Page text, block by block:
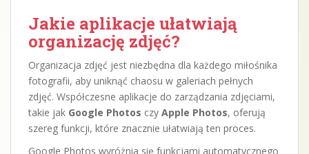
Jakie aplikacje ułatwiają
organizację zdjęć?
Organizacja zdjęć jest niezbędna dla każdego miłośnika
fotografii, aby uniknąć chaosu w galeriach pełnych
zdjęć. Współczesne aplikacje do zarządzania zdjęciami,
takie jak Google Photos czy Apple Photos, oferują
szereg funkcji, które znacznie ułatwiają ten proces.
Google Photos wyróżnia się funkcjami automatycznego